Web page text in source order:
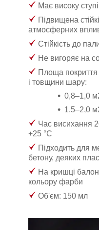
Має високу
Підвищена
атмосферних
Стійкість до
Не вигоряє на
Площа покриття
і товщини шару:
0,8–1,0 м
1,5–2,0 м
Час висихання
+25 °C
Підходить для
бетону, деяких
На кришці
кольору фарби
Об'єм: 150 мл